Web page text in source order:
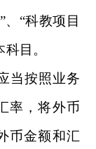
、“科教项目
目。
当按照业务
率，将外币
币金额和汇